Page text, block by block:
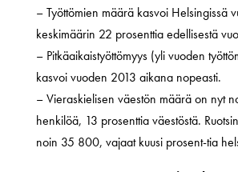
– Työttömien määrä kasvoi Helsingissä
keskimäärin 22 prosenttia edellisestä
– Pitkäaikaistyöttömyys (yli vuoden
kasvoi vuoden 2013 aikana nopeasti.
– Vieraskielisen väestön määrä on nyt
henkilöä, 13 prosenttia väestöstä.
noin 35 800, vajaat kuusi prosent-tia